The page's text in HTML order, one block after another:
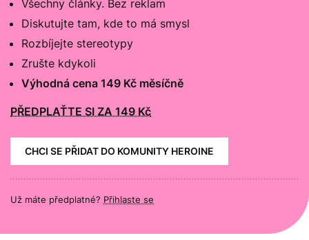
Všechny články. Bez reklam
Diskutujte tam, kde to má smysl
Rozbíjejte stereotypy
Zrušte kdykoli
Výhodná cena 149 Kč měsíčně
PŘEDPLAŤTE SI ZA 149 Kč
CHCI SE PŘIDAT DO KOMUNITY HEROINE
Už máte předplatné? Přihlaste se